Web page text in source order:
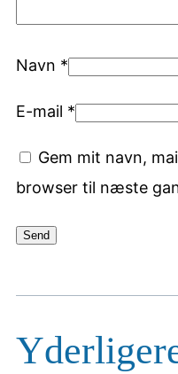
Navn *
E-mail *
Gem mit navn,
browser til næste